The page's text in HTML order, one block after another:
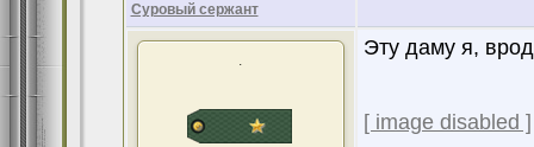
Суровый сержант
.
Эту даму я,
[ image disabled ]